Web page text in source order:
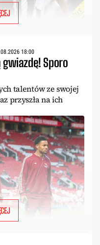
18:00
Sporo
talentów ze swojej
przyszła na ich